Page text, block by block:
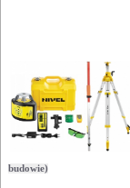
budowie)